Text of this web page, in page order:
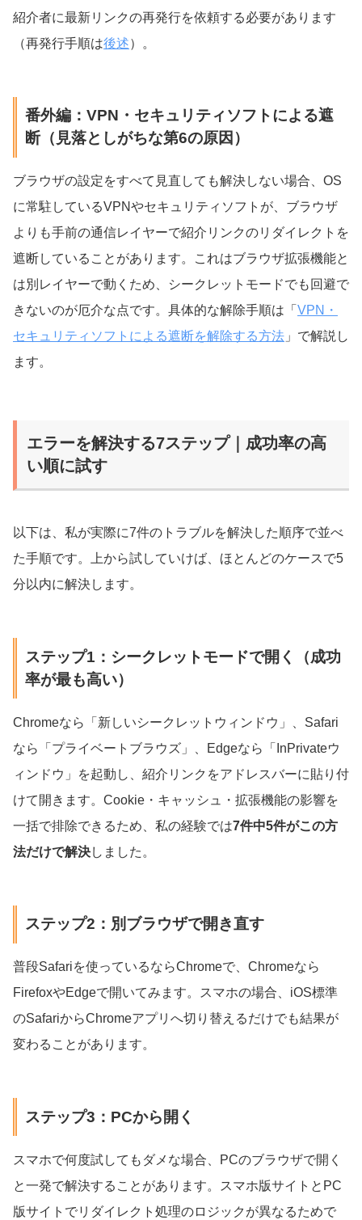
紹介者に最新リンクの再発行を依頼する必要があります
（再発行手順は後述）。
番外編：VPN・セキュリティソフトによる遮
断（見落としがちな第6の原因）
ブラウザの設定をすべて見直しても解決しない場合、OS
に常駐しているVPNやセキュリティソフトが、ブラウザ
よりも手前の通信レイヤーで紹介リンクのリダイレクトを
遮断していることがあります。これはブラウザ拡張機能と
は別レイヤーで動くため、シークレットモードでも回避で
きないのが厄介な点です。具体的な解除手順は「 VPN・
セキュリティソフトによる遮断を解除する方法 」で解説し
ます。
エラーを解決する7ステップ｜成功率の高
い順に試す
以下は、私が実際に7件のトラブルを解決した順序で並べ
た手順です。上から試していけば、ほとんどのケースで5
分以内に解決します。
ステップ1：シークレットモードで開く（成功
率が最も高い）
Chromeなら「新しいシークレットウィンドウ」、Safari
なら「プライベートブラウズ」、Edgeなら「InPrivateウ
ィンドウ」を起動し、紹介リンクをアドレスバーに貼り付
けて開きます。Cookie・キャッシュ・拡張機能の影響を
一括で排除できるため、私の経験では7件中5件がこの方
法だけで解決しました。
ステップ2：別ブラウザで開き直す
普段Safariを使っているならChromeで、Chromeなら
FirefoxやEdgeで開いてみます。スマホの場合、iOS標準
のSafariからChromeアプリへ切り替えるだけでも結果が
変わることがあります。
ステップ3：PCから開く
スマホで何度試してもダメな場合、PCのブラウザで開く
と一発で解決することがあります。スマホ版サイトとPC
版サイトでリダイレクト処理のロジックが異なるためで